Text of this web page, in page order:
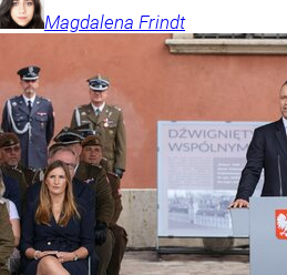
Magdalena Frindt